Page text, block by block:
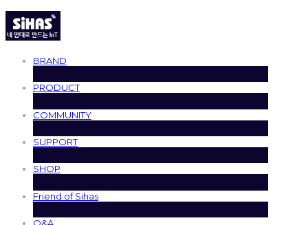
BRAND
PRODUCT
COMMUNITY
SUPPORT
SHOP
Friend of Sihas